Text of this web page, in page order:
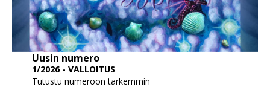
Uusin numero
1/2026 - VALLOITUS
Tutustu numeroon tarkemmin